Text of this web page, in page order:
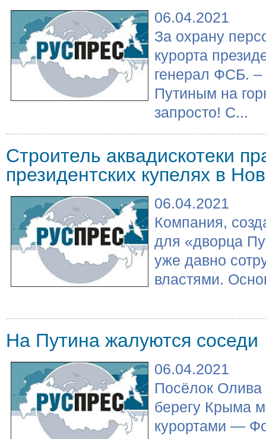
06.04.2021
За охрану
курорта
генерал ФСБ. –
Путиным на
запросто! С...
Строитель аквадискотеки
президентских купелях в
06.04.2021
Компания,
для «дворца
уже давно
властями.
На Путина жалуются соседи
06.04.2021
Посёлок
берегу Крыма
курортами —